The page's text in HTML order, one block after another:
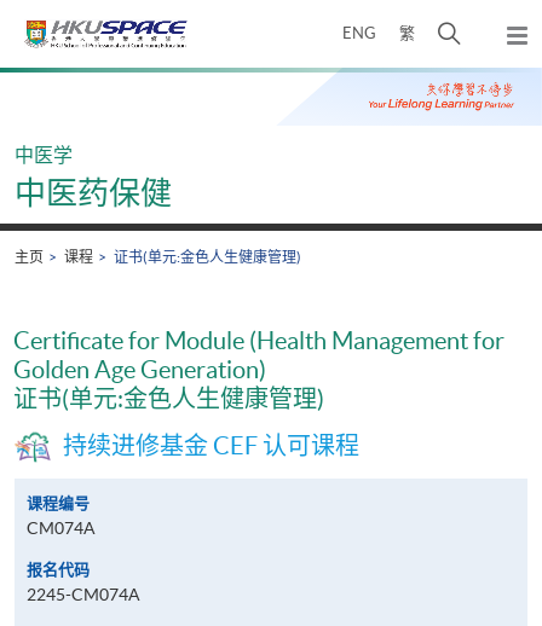
ENG 繁
开
搜
寻
弹
出
主
Main
中医学
中医药保健
主页 课程 证书(单元:金色人生健康管理)
Certificate for Module (Health Management for
Golden Age Generation)
证书(单元:金色人生健康管理)
持续进修基金 CEF 认可课程
课程编号
CM074A
报名代码
2245-CM074A